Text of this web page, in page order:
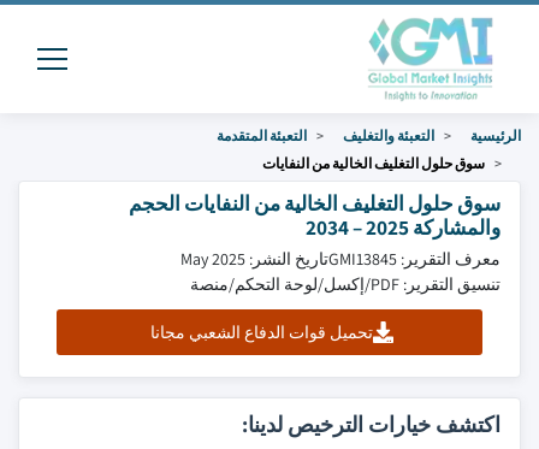
الرئيسية التعبئة والتغليف
التعبئة المتقدمة
سوق حلول التغليف الخالية من النفايات
سوق حلول التغليف الخالية من النفايات الحجم
والمشاركة 2025 – 2034
معرف التقرير: GMI13845
تاريخ النشر: May 2025
تنسيق التقرير: PDF/إكسل/لوحة التحكم/منصة
تحميل قوات الدفاع الشعبي مجانا
اكتشف خيارات الترخيص لدينا: